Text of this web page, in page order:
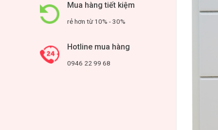
Mua hàng tiết kiệm
rẻ hơn từ 10% - 30%
Hotline mua hàng
0946 22 99 68